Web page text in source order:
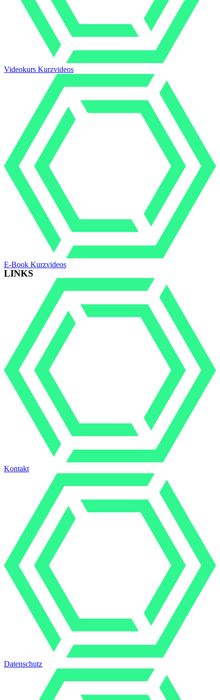
Videokurs Kurzvideos
E-Book Kurzvideos
LINKS
Kontakt
Datenschutz